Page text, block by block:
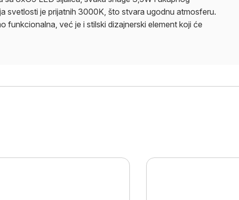
svetlosti je prijatnih 3000K, što stvara ugodnu atmosferu.
funkcionalna, već je i stilski dizajnerski element koji će